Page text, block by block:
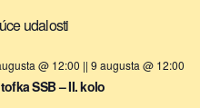
udalosti
@ 12:00 || 9 augusta @ 12:00
SSB – II. kolo